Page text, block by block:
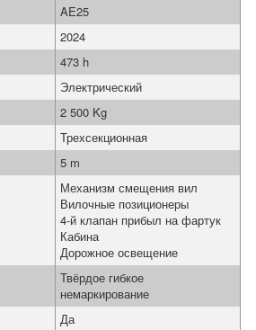
AE25
2024
473 h
Электрический
2 500 Kg
Трехсекционная
5 m
Механизм смещения вил
Вилочные позиционеры
4-й клапан прибыл на фартук
Кабина
Дорожное освещение
Твёрдое гибкое
немаркирование
Да